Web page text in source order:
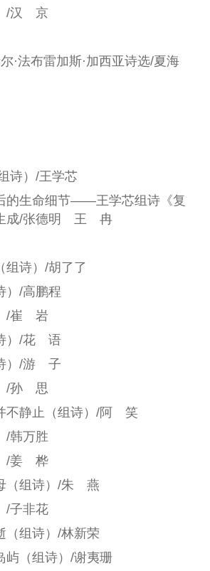
/汉 京
法布雷加斯·加西亚诗选/夏海
）/王学芯
生命细节——王学芯组诗《复
成/张德明 王 冉
诗）/胡了了
/高鹏程
/崔 岩
）/花 语
）/游 子
/孙 思
静止（组诗）/阿 笑
韩万胜
/姜 桦
组诗）/朱 燕
子非花
组诗）/林新荣
（组诗）/谢夷珊